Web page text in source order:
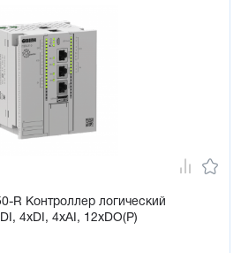
R Контроллер логический
4xDI, 4xAI, 12xDO(Р)